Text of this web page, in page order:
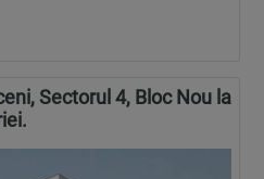
Sectorul 4, Bloc Nou la